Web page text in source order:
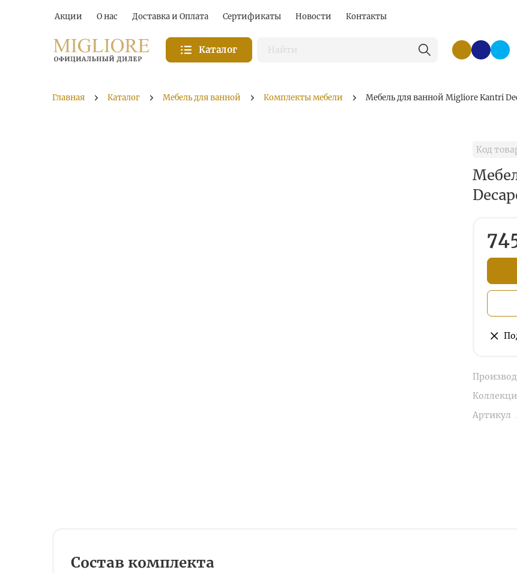
Акции О нас Доставка и Оплата Сертификаты Новости Контакты
Каталог
Главная Каталог Мебель для ванной Комплекты мебели Мебель для ванной Migliore Kantri
Код
Артикул
Состав комплекта